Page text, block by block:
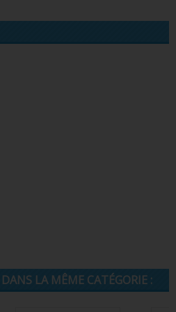
LA MÊME CATÉGORIE :